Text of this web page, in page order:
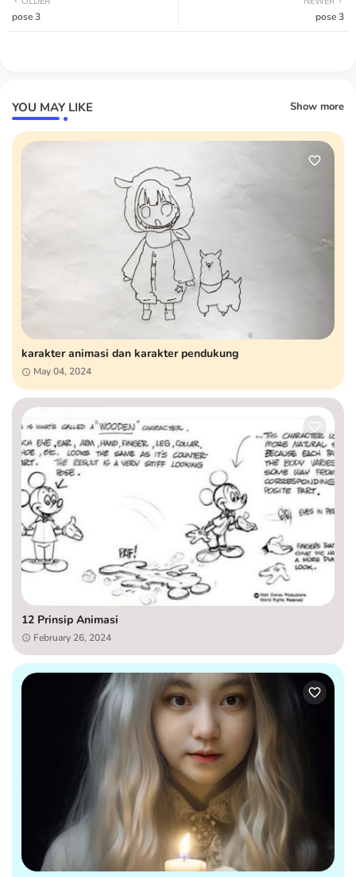
pose 3
pose 3
YOU MAY LIKE Show more
karakter animasi dan karakter pendukung
May 04, 2024
12 Prinsip Animasi
February 26, 2024